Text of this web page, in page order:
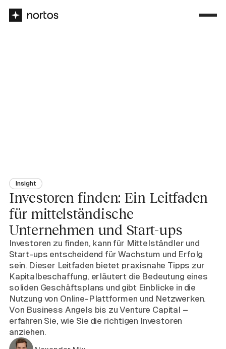
Insight
Investoren finden: Ein Leitfaden
für mittelständische
Unternehmen und Start-ups
Investoren zu finden, kann für Mittelständler und
Start-ups entscheidend für Wachstum und Erfolg
sein. Dieser Leitfaden bietet praxisnahe Tipps zur
Kapitalbeschaffung, erläutert die Bedeutung eines
soliden Geschäftsplans und gibt Einblicke in die
Nutzung von Online-Plattformen und Netzwerken.
Von Business Angels bis zu Venture Capital –
erfahren Sie, wie Sie die richtigen Investoren
anziehen.